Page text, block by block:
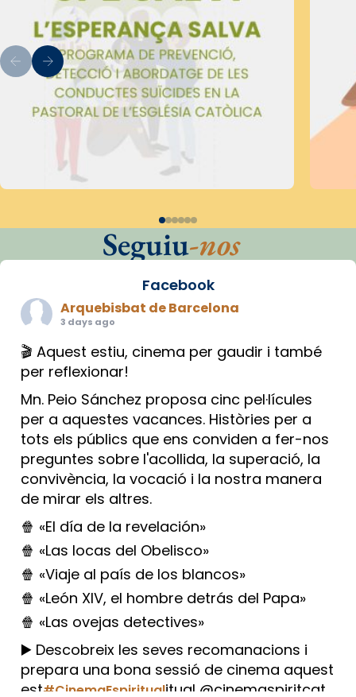
Seguiu-nos
Facebook
Arquebisbat de Barcelona
3 days ago
🎬 Aquest estiu, cinema per gaudir i també
per reflexionar!
Mn. Peio Sánchez proposa cinc pel·lícules
per a aquestes vacances. Històries per a
tots els públics que ens conviden a fer-nos
preguntes sobre l'acollida, la superació, la
convivència, la vocació i la nostra manera
de mirar els altres.
🍿 «El día de la revelación»
🍿 «Las locas del Obelisco»
🍿 «Viaje al país de los blancos»
🍿 «León XIV, el hombre detrás del Papa»
🍿 «Las ovejas detectives»
▶️ Descobreix les seves recomanacions i
prepara una bona sessió de cinema aquest
est#CinemaEspiritualitual @cinemaspiritcat